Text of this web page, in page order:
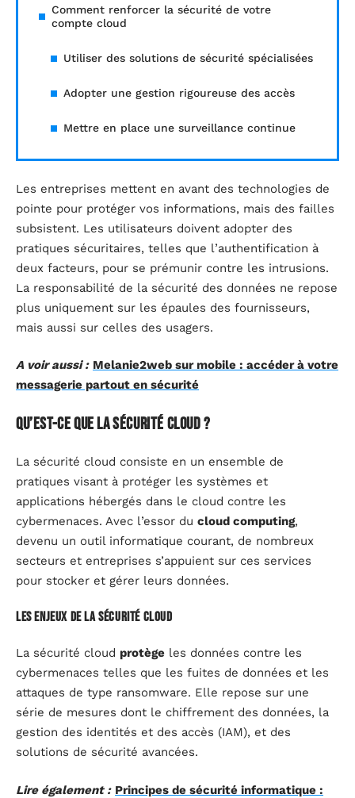
Comment renforcer la sécurité de votre
compte cloud
Utiliser des solutions de sécurité spécialisées
Adopter une gestion rigoureuse des accès
Mettre en place une surveillance continue
Les entreprises mettent en avant des technologies de
pointe pour protéger vos informations, mais des failles
subsistent. Les utilisateurs doivent adopter des
pratiques sécuritaires, telles que l’authentification à
deux facteurs, pour se prémunir contre les intrusions.
La responsabilité de la sécurité des données ne repose
plus uniquement sur les épaules des fournisseurs,
mais aussi sur celles des usagers.
A voir aussi : Melanie2web sur mobile : accéder à votre
messagerie partout en sécurité
Qu’est-ce que la sécurité cloud ?
La sécurité cloud consiste en un ensemble de
pratiques visant à protéger les systèmes et
applications hébergés dans le cloud contre les
cybermenaces. Avec l’essor du cloud computing,
devenu un outil informatique courant, de nombreux
secteurs et entreprises s’appuient sur ces services
pour stocker et gérer leurs données.
Les enjeux de la sécurité cloud
La sécurité cloud protège les données contre les
cybermenaces telles que les fuites de données et les
attaques de type ransomware. Elle repose sur une
série de mesures dont le chiffrement des données, la
gestion des identités et des accès (IAM), et des
solutions de sécurité avancées.
Lire également : Principes de sécurité informatique :